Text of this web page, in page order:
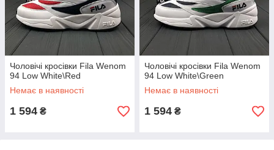
Чоловічі кросівки Fila Wenom
94 Low White\Red
Немає в наявності
1 594 ₴
Чоловічі кросівки Fila Wenom
94 Low White\Green
Немає в наявності
1 594 ₴